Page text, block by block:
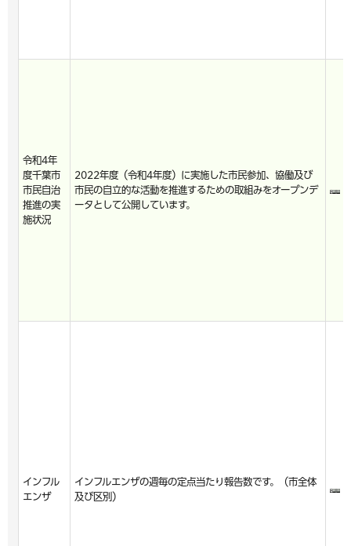
令和4年
度千葉市
市民自治
推進の実
施状況
2022年度（令和4年度）に実施した市民参加、協働及び
市民の自立的な活動を推進するための取組みをオープンデ
ータとして公開しています。
インフル
エンザ
インフルエンザの週毎の定点当たり報告数です。（市全体
及び区別）